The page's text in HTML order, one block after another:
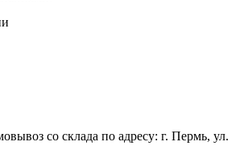
со склада по адресу: г. Пермь, ул.